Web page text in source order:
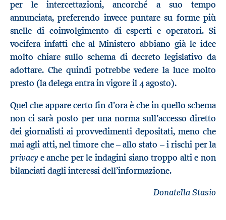
per le intercettazioni, ancorché a suo tempo
annunciata, preferendo invece puntare su forme più
snelle di coinvolgimento di esperti e operatori. Si
vocifera infatti che al Ministero abbiano già le idee
molto chiare sullo schema di decreto legislativo da
adottare. Che quindi potrebbe vedere la luce molto
presto (la delega entra in vigore il 4 agosto).
Quel che appare certo fin d’ora è che in quello schema
non ci sarà posto per una norma sull’accesso diretto
dei giornalisti ai provvedimenti depositati, meno che
mai agli atti, nel timore che – allo stato – i rischi per la
privacye anche per le indagini siano troppo alti e non
bilanciati dagli interessi dell’informazione.
Donatella Stasio